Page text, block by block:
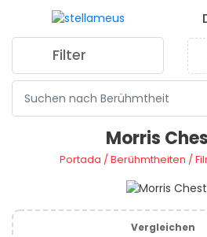
Filter
Morris
Portada /Berühmtheiten /
Vergleichen